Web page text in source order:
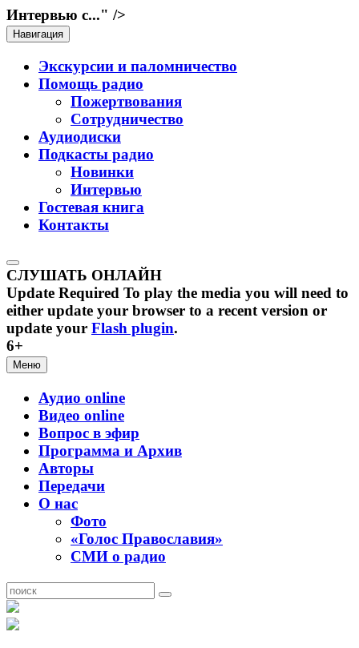
Интервью с..." />
Навигация
Экскурсии и паломничество
Помощь радио
Пожертвования
Сотрудничество
Аудиодиски
Подкасты радио
Новинки
Интервью
Гостевая книга
Контакты
СЛУШАТЬ ОНЛАЙН
Update Required To play the media you will need to
either update your browser to a recent version or
update your Flash plugin.
6+
Меню
Аудио online
Видео online
Вопрос в эфир
Программа и Архив
Авторы
Передачи
О нас
Фото
«Голос Православия»
СМИ о радио